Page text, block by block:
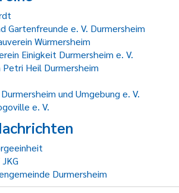
Gartenfreunde e. V. Durmersheim
Würmersheim
Einigkeit Durmersheim e. V.
Heil Durmersheim
und Umgebung e. V.
e. V.
Durmersheim